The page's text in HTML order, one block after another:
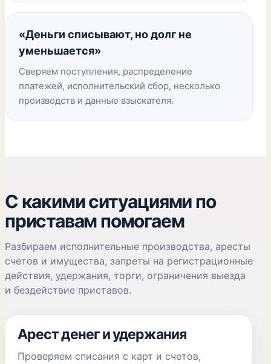
«Деньги списывают, но долг не
уменьшается»
Сверяем поступления, распределение
платежей, исполнительский сбор, несколько
производств и данные взыскателя.
С какими ситуациями по
приставам помогаем
Разбираем исполнительные производства, аресты
счетов и имущества, запреты на регистрационные
действия, удержания, торги, ограничения выезда
и бездействие приставов.
Арест денег и удержания
Проверяем списания с карт и счетов,